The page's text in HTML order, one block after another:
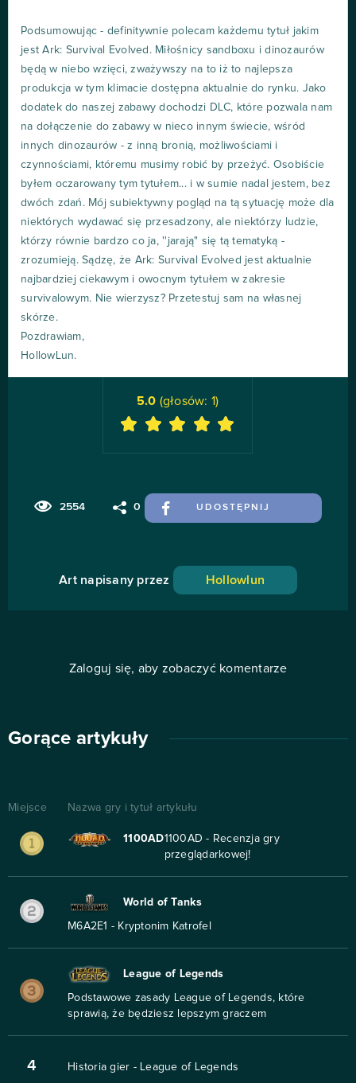
Podsumowując - definitywnie polecam każdemu tytuł jakim
jest Ark: Survival Evolved. Miłośnicy sandboxu i dinozaurów
będą w niebo wzięci, zważywszy na to iż to najlepsza
produkcja w tym klimacie dostępna aktualnie do rynku. Jako
dodatek do naszej zabawy dochodzi DLC, które pozwala nam
na dołączenie do zabawy w nieco innym świecie, wśród
innych dinozaurów - z inną bronią, możliwościami i
czynnościami, któremu musimy robić by przeżyć. Osobiście
byłem oczarowany tym tytułem... i w sumie nadal jestem, bez
dwóch zdań. Mój subiektywny pogląd na tą sytuację może dla
niektórych wydawać się przesadzony, ale niektórzy ludzie,
którzy równie bardzo co ja, ''jarają" się tą tematyką -
zrozumieją. Sądzę, że Ark: Survival Evolved jest aktualnie
najbardziej ciekawym i owocnym tytułem w zakresie
survivalowym. Nie wierzysz? Przetestuj sam na własnej
skórze.
Pozdrawiam,
HollowLun.
2554 0 UDOSTĘPNIJ
5.0 (głosów: 1)
Art napisany przez Hollowlun
Zaloguj się, aby zobaczyć komentarze
Gorące artykuły
Miejsce Nazwa gry i tytuł artykułu
1100AD1100AD - Recenzja gry
przeglądarkowej!
World of Tanks
M6A2E1 - Kryptonim Katrofel
League of Legends
Podstawowe zasady League of Legends, które
sprawią, że będziesz lepszym graczem
4 Historia gier - League of Legends